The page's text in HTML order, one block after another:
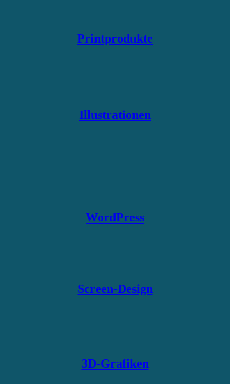
Printprodukte
Illustrationen
WordPress
Screen-Design
3D-Grafiken